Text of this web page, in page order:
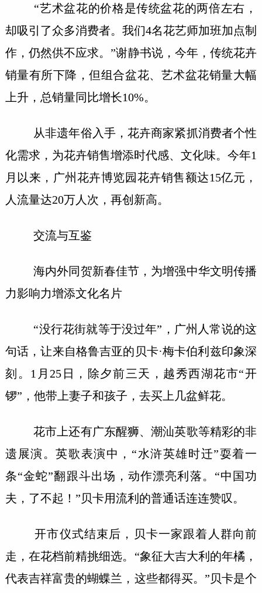
“艺术盆花的价格是传统盆花的两倍左右，
却吸引了众多消费者。我们4名花艺师加班加点制
作，仍然供不应求。”谢静书说，今年，传统花卉
销量有所下降，但组合盆花、艺术盆花销量大幅
上升，总销量同比增长10%。
从非遗年俗入手，花卉商家紧抓消费者个性
化需求，为花卉销售增添时代感、文化味。今年1
月以来，广州花卉博览园花卉销售额达15亿元，
人流量达20万人次，再创新高。
交流与互鉴
海内外同贺新春佳节，为增强中华文明传播
力影响力增添文化名片
“没行花街就等于没过年”，广州人常说的这
句话，让来自格鲁吉亚的贝卡·梅卡伯利兹印象深
刻。1月25日，除夕前三天，越秀西湖花市“开
锣”，他带上妻子和孩子，去买上几盆鲜花。
花市上还有广东醒狮、潮汕英歌等精彩的非
遗展演。英歌表演中，“水浒英雄时迁”耍着一
条“金蛇”翻跟斗出场，动作漂亮利落。“中国功
夫，了不起！”贝卡用流利的普通话连连赞叹。
开市仪式结束后，贝卡一家跟着人群向前
走，在花档前精挑细选。“象征大吉大利的年橘，
代表吉祥富贵的蝴蝶兰，这些都得买。”贝卡是个